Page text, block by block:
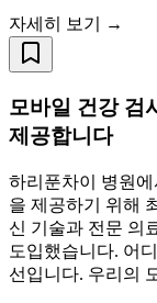
자세히 보기 →
모바일 건강 검
제공합니다
하리푼차이 병원
을 제공하기 위해
신 기술과 전문 의
도입했습니다. 어
선입니다. 우리의